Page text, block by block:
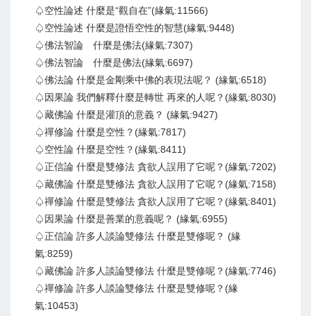
♤空性論述 什麼是“觀自在”(緣氣:11566)
♤空性論述 什麼是證悟空性的智慧(緣氣:9448)
♤佛法智論 什麼是佛法(緣氣:7307)
♤佛法智論 什麼是佛法(緣氣:6697)
♤佛法論 什麼是金剛乘中佛的表現法呢？ (緣氣:6518)
♤因果論 我們解釋什麼是轉世 再來的人呢？(緣氣:8030)
♤藏佛論 什麼是灌頂的意義？ (緣氣:9427)
♤禪修論 什麼是空性？(緣氣:7817)
♤空性論 什麼是空性？(緣氣:8411)
♤正信論 什麼是雙修法 貪欲人誤用了它呢？(緣氣:7202)
♤藏佛論 什麼是雙修法 貪欲人誤用了它呢？(緣氣:7158)
♤禪修論 什麼是雙修法 貪欲人誤用了它呢？(緣氣:8401)
♤因果論 什麼是善業的意義呢？ (緣氣:6955)
♤正信論 許多人談論雙修法 什麼是雙修呢？ (緣
氣:8259)
♤藏佛論 許多人談論雙修法 什麼是雙修呢？(緣氣:7746)
♤禪修論 許多人談論雙修法 什麼是雙修呢？(緣
氣:10453)